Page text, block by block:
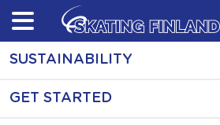
Skip
content
SUSTAINABILITY
GET STARTED